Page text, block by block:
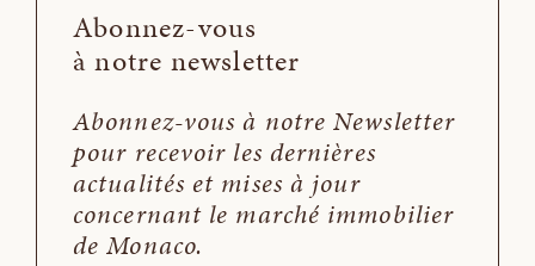
Abonnez-vous
à notre newsletter
Abonnez-vous à notre Newsletter
pour recevoir les dernières
actualités et mises à jour
concernant le marché immobilier
de Monaco.